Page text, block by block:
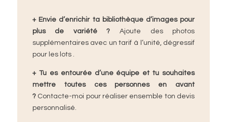
+ Envie d’enrichir ta bibliothèque d’images pour
plus de variété ?
Ajoute des photos
supplémentaires avec un tarif à l’unité, dégressif
pour les lots .
+ Tu es entourée d’une équipe et tu souhaites
mettre toutes ces personnes en avant
? Contacte-moi pour réaliser ensemble ton devis
personnalisé.​